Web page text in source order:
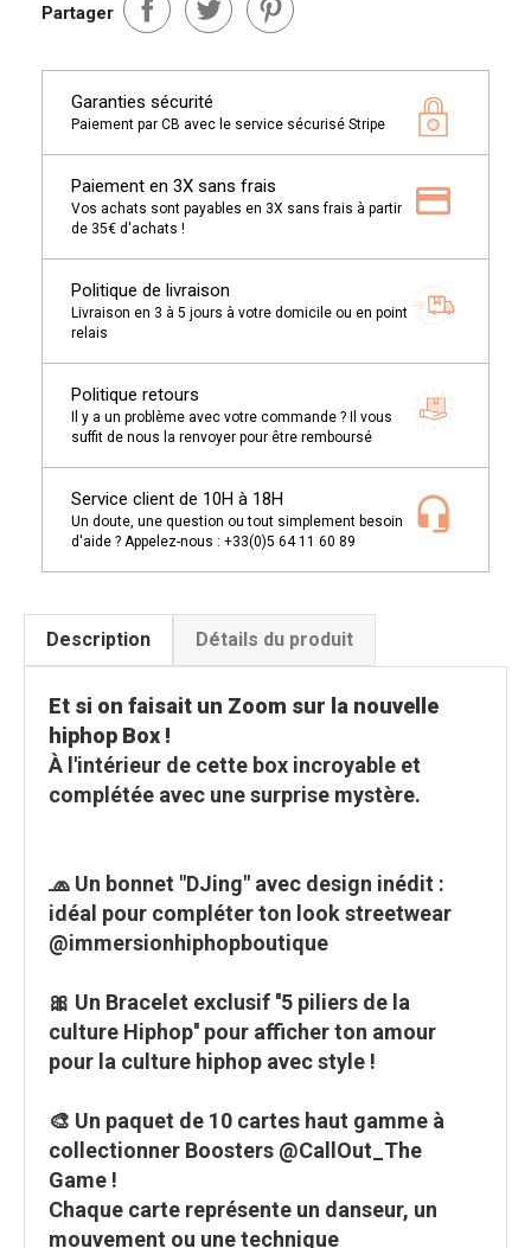
Partager
Garanties sécurité
Paiement par CB avec le service sécurisé Stripe
Paiement en 3X sans frais
Vos achats sont payables en 3X sans frais à partir
de 35€ d'achats !
Politique de livraison
Livraison en 3 à 5 jours à votre domicile ou en point
relais
Politique retours
Il y a un problème avec votre commande ? Il vous
suffit de nous la renvoyer pour être remboursé
Service client de 10H à 18H
Un doute, une question ou tout simplement besoin
d'aide ? Appelez-nous : +33(0)5 64 11 60 89
Description Détails du produit
Et si on faisait un Zoom sur la nouvelle
hiphop Box !
À l'intérieur de cette box incroyable et
complétée avec une surprise mystère.
🧢 Un bonnet "DJing" avec design inédit :
idéal pour compléter ton look streetwear
@immersionhiphopboutique
🎀 Un Bracelet exclusif ''5 piliers de la
culture Hiphop'' pour afficher ton amour
pour la culture hiphop avec style !
🎨 Un paquet de 10 cartes haut gamme à
collectionner Boosters @CallOut_The
Game !
Chaque carte représente un danseur, un
mouvement ou une technique